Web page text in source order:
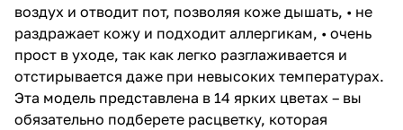
воздух и отводит пот, позволяя коже дышать, • не
раздражает кожу и подходит аллергикам, • очень
прост в уходе, так как легко разглаживается и
отстирывается даже при невысоких температурах.
Эта модель представлена в 14 ярких цветах – вы
обязательно подберете расцветку, которая